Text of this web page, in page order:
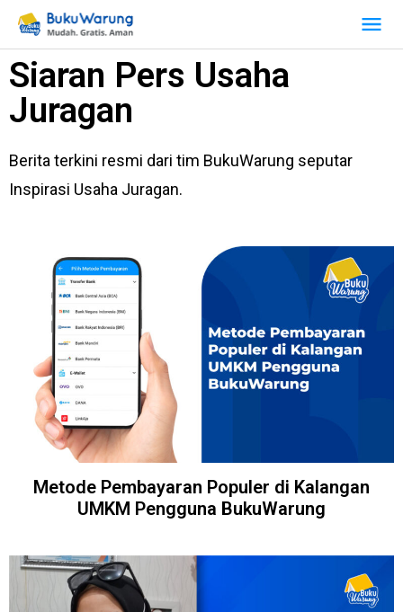
Siaran Pers Usaha
Juragan
Berita terkini resmi dari tim BukuWarung seputar
Inspirasi Usaha Juragan.
Metode Pembayaran Populer di Kalangan
UMKM Pengguna BukuWarung